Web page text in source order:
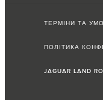
ТЕРМІНИ ТА
ПОЛІТИКА
JAGUAR LAND